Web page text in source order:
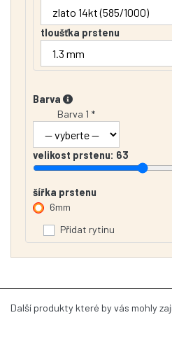
tloušťka prstenu
Barva
Barva 1 *
velikost prstenu: 63
šířka prstenu
6mm
Přidat rytinu
Další produkty které by vás mohly